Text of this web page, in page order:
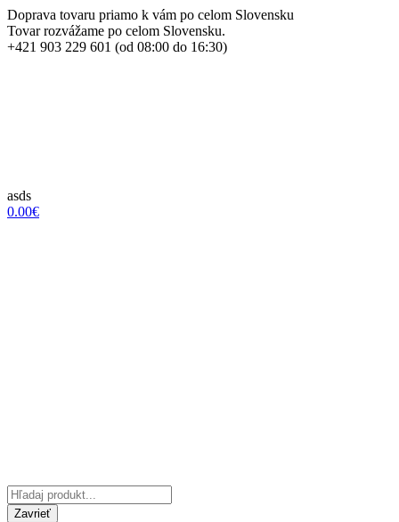
Doprava tovaru priamo k vám po celom Slovensku
Tovar rozvážame po celom Slovensku.
+421 903 229 601 (od 08:00 do 16:30)
asds
0.00€
Zavrieť